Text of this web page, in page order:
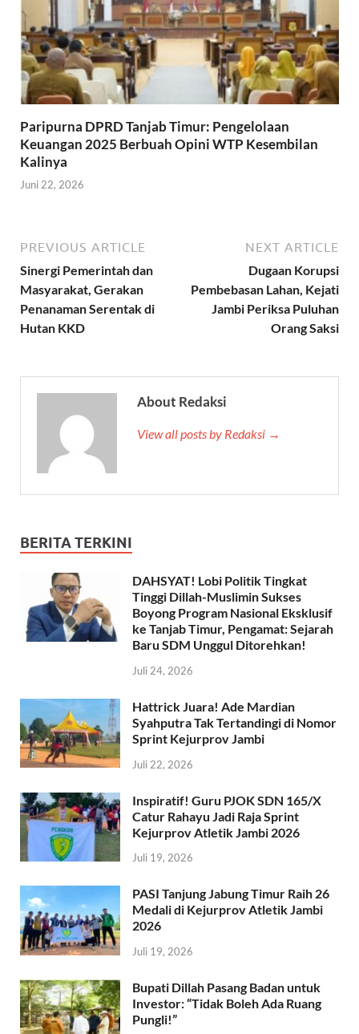
Paripurna DPRD Tanjab Timur: Pengelolaan
Keuangan 2025 Berbuah Opini WTP Kesembilan
Kalinya
Juni 22, 2026
PREVIOUS ARTICLE
Sinergi Pemerintah dan
Masyarakat, Gerakan
Penanaman Serentak di
Hutan KKD
NEXT ARTICLE
Dugaan Korupsi
Pembebasan Lahan, Kejati
Jambi Periksa Puluhan
Orang Saksi
About Redaksi
View all posts by Redaksi →
BERITA TERKINI
DAHSYAT! Lobi Politik Tingkat
Tinggi Dillah-Muslimin Sukses
Boyong Program Nasional Eksklusif
ke Tanjab Timur, Pengamat: Sejarah
Baru SDM Unggul Ditorehkan!
Juli 24, 2026
Hattrick Juara! Ade Mardian
Syahputra Tak Tertandingi di Nomor
Sprint Kejurprov Jambi
Juli 22, 2026
Inspiratif! Guru PJOK SDN 165/X
Catur Rahayu Jadi Raja Sprint
Kejurprov Atletik Jambi 2026
Juli 19, 2026
PASI Tanjung Jabung Timur Raih 26
Medali di Kejurprov Atletik Jambi
2026
Juli 19, 2026
Bupati Dillah Pasang Badan untuk
Investor: “Tidak Boleh Ada Ruang
Pungli!”